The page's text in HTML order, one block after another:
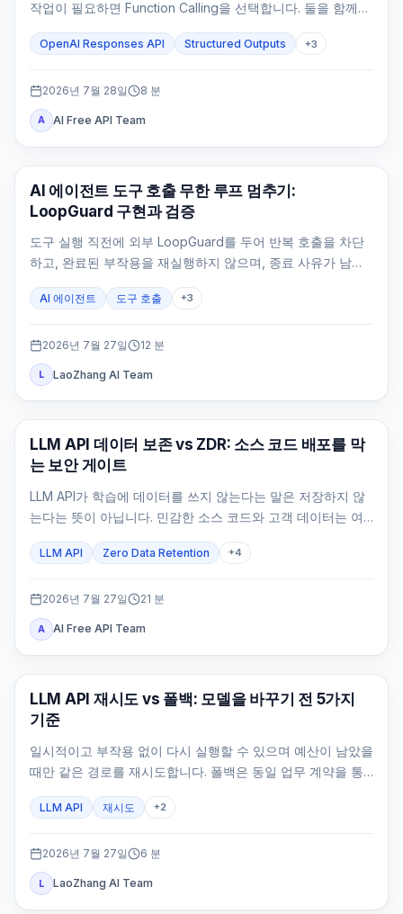
작업이 필요하면 Function Calling을 선택합니다. 둘을 함께
할 때뿐입니다.
OpenAI Responses API Structured Outputs +3
2026년 7월 28일 8 분
A AI Free API Team
AI API
AI 에이전트 도구 호출 무한 루프 멈추기:
LoopGuard 구현과 검증
도구 실행 직전에 외부 LoopGuard를 두어 반복 호출을 차단
하고, 완료된 부작용을 재실행하지 않으며, 종료 사유가 남는
AI 에이전트 도구 호출 +3
2026년 7월 27일 12 분
L LaoZhang AI Team
API 가이드
LLM API 데이터 보존 vs ZDR: 소스 코드 배포를 막
는 보안 게이트
LLM API가 학습에 데이터를 쓰지 않는다는 말은 저장하지 않
는다는 뜻이 아닙니다. 민감한 소스 코드와 고객 데이터는 여
에만 배포해야 합니다.
LLM API Zero Data Retention +4
2026년 7월 27일 21 분
A AI Free API Team
API 가이드
LLM API 재시도 vs 폴백: 모델을 바꾸기 전 5가지
기준
일시적이고 부작용 없이 다시 실행할 수 있으며 예산이 남았을
때만 같은 경로를 재시도합니다. 폴백은 동일 업무 계약을 통
LLM API 재시도 +2
2026년 7월 27일 6 분
L LaoZhang AI Team